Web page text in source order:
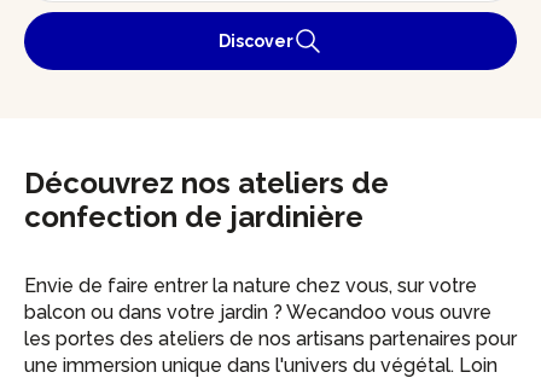
Discover
Découvrez nos ateliers de
confection de jardinière
Envie de faire entrer la nature chez vous, sur votre
balcon ou dans votre jardin ? Wecandoo vous ouvre
les portes des ateliers de nos artisans partenaires pour
une immersion unique dans l'univers du végétal. Loin